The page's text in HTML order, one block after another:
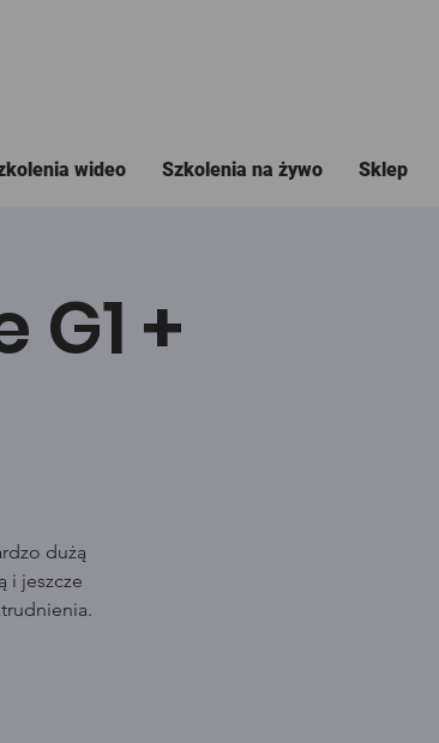
wideo Szkolenia na żywo Sklep
+
dużą
i jeszcze